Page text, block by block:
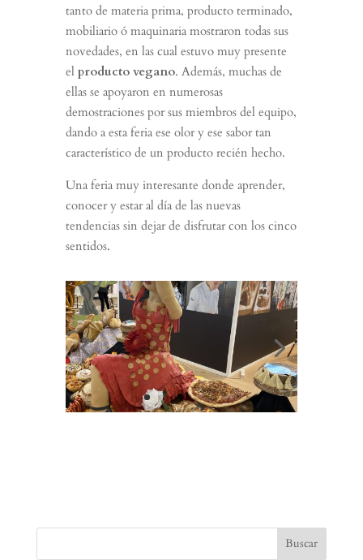
tanto de materia prima, producto terminado,
mobiliario ó maquinaria mostraron todas sus
novedades, en las cual estuvo muy presente
el producto vegano. Además, muchas de
ellas se apoyaron en numerosas
demostraciones por sus miembros del equipo,
dando a esta feria ese olor y ese sabor tan
característico de un producto recién hecho.
Una feria muy interesante donde aprender,
conocer y estar al día de las nuevas
tendencias sin dejar de disfrutar con los cinco
sentidos.